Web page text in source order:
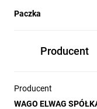
Paczka
Producent
Producent
WAGO ELWAG